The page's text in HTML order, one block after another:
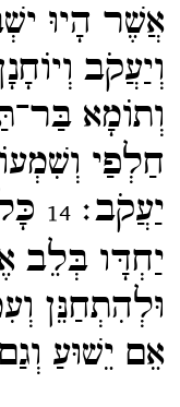
אֲשֶׁר הָיוּ
וְיַעֲקֹב
וְתוֹמָא
חַלְפַי
יַעֲקֹב׃14
יַחְדָּו בְּלֵב
וּלְהִתְחַנֵּן
אֵם יֵשׁוּעַ